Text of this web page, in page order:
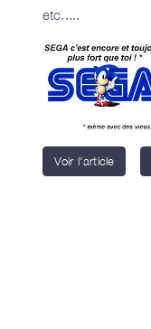
etc.....
Voir l'article